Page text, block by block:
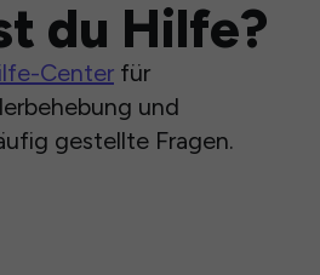
du Hilfe?
Center für
und
gestellte Fragen.